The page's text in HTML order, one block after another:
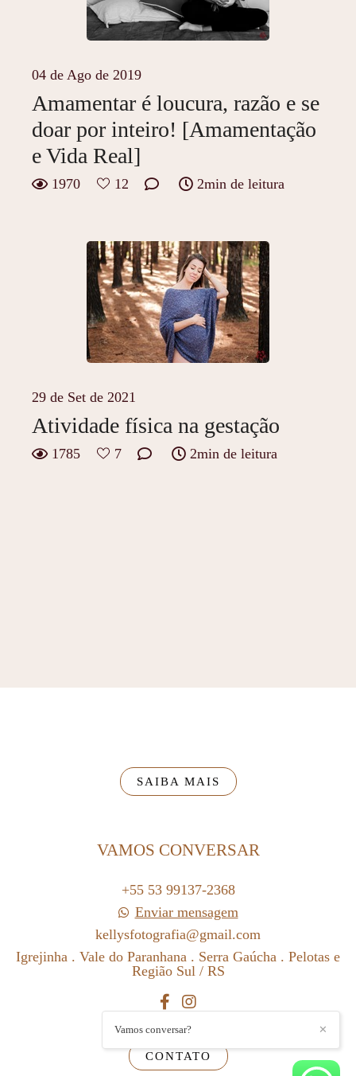
04 de Ago de 2019
Amamentar é loucura, razão e se
doar por inteiro! [Amamentação
e Vida Real]
1970 12 2min de leitura
29 de Set de 2021
Atividade física na gestação
1785 7 2min de leitura
SAIBA MAIS
VAMOS CONVERSAR
+55 53 99137-2368
Enviar mensagem
kellysfotografia@gmail.com
Igrejinha . Vale do Paranhana . Serra Gaúcha . Pelotas e
Região Sul / RS
CONTATO
✕
Vamos conversar?